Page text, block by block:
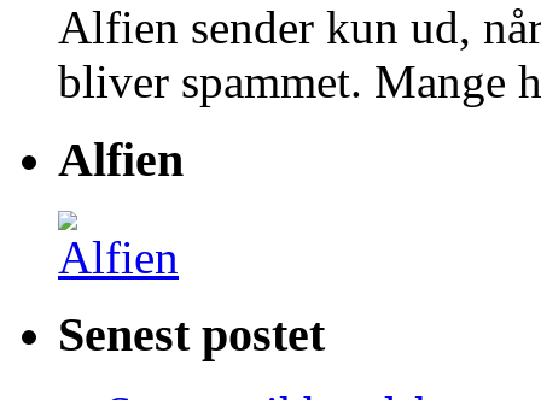
Alfien sender kun ud,
bliver spammet. Mange
Alfien
Senest postet